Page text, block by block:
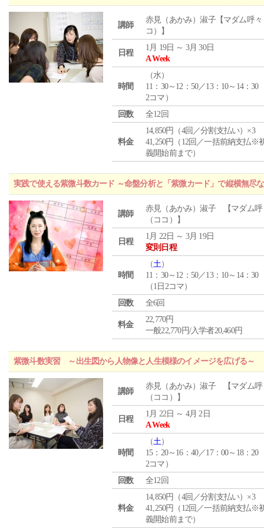
講師
赤見（あかみ）淑子【マダム呼々
コ）】
日程
1月 19日 ～ 3月 30日
A Week
時間
（水）
11：30～12：50／13：10～14：30
2コマ）
回数
全12回
料金
14,850円（4回／分割支払い）×3
41,250円（12回／一括前納支払※
義開始前まで）
実践で使える紫微斗数カード ～命盤分析と「紫微カード」で縦横無尽
講師
赤見（あかみ）淑子 【マダム呼
（ココ）】
日程
1月 22日 ～ 3月 19日
変則日程
時間
（土）
11：30～12：50／13：10～14：30
（1日2コマ）
回数
全6回
料金
22,770円
一般22,770円/入学者20,460円
紫微斗数実習 ～出生図から人物像と人生模様のイメージを広げる～
講師
赤見（あかみ）淑子 【マダム呼
（ココ）】
日程
1月 22日 ～ 4月 2日
A Week
時間
（土）
15：20～16：40／17：00～18：20
2コマ）
回数
全12回
料金
14,850円（4回／分割支払い）×3
41,250円（12回／一括前納支払※
義開始前まで）